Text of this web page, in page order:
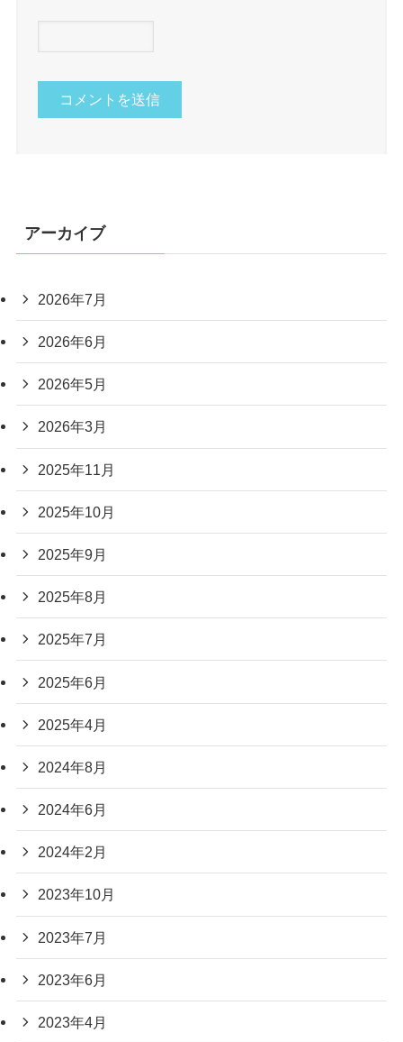
アーカイブ
2026年7月
2026年6月
2026年5月
2026年3月
2025年11月
2025年10月
2025年9月
2025年8月
2025年7月
2025年6月
2025年4月
2024年8月
2024年6月
2024年2月
2023年10月
2023年7月
2023年6月
2023年4月